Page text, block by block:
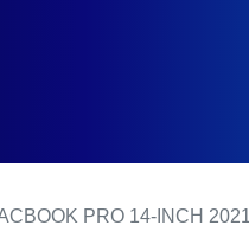
PRO 14-INCH 2021